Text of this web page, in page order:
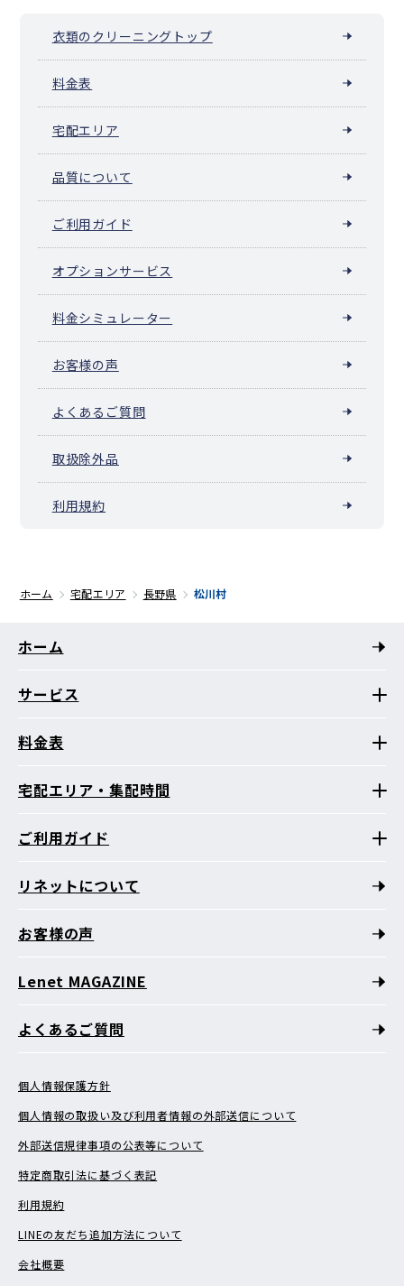
衣類のクリーニングトップ
料金表
宅配エリア
品質について
ご利用ガイド
オプションサービス
料金シミュレーター
お客様の声
よくあるご質問
取扱除外品
利用規約
ホーム 宅配エリア 長野県 松川村
ホーム
サービス
料金表
宅配エリア・集配時間
ご利用ガイド
リネットについて
お客様の声
Lenet MAGAZINE
よくあるご質問
個人情報保護方針
個人情報の取扱い及び利用者情報の外部送信について
外部送信規律事項の公表等について
特定商取引法に基づく表記
利用規約
LINEの友だち追加方法について
会社概要